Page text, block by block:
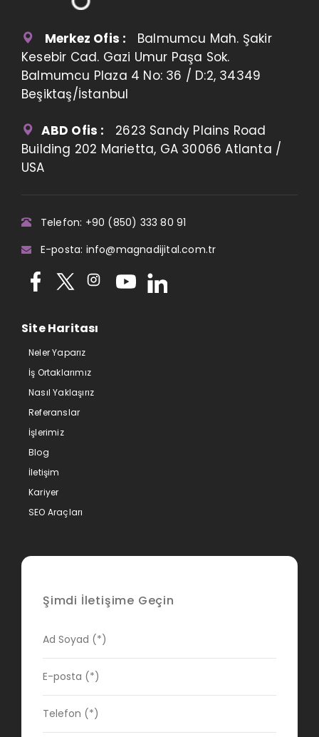
Merkez Ofis : Balmumcu Mah. Şakir
Kesebir Cad. Gazi Umur Paşa Sok.
Balmumcu Plaza 4 No: 36 / D:2, 34349
Beşiktaş/İstanbul
ABD Ofis : 2623 Sandy Plains Road
Building 202 Marietta, GA 30066 Atlanta /
USA
Telefon: +90 (850) 333 80 91
E-posta: info@magnadijital.com.tr
Site Haritası
Neler Yaparız
İş Ortaklarımız
Nasıl Yaklaşırız
Referanslar
İşlerimiz
Blog
İletişim
Kariyer
SEO Araçları
Şimdi İletişime Geçin